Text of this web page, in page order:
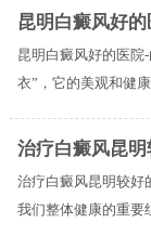
昆明白癜风好
昆明白癜风好的医院
衣”，它的美观和健
治疗白癜风昆
治疗白癜风昆明较好
我们整体健康的重要